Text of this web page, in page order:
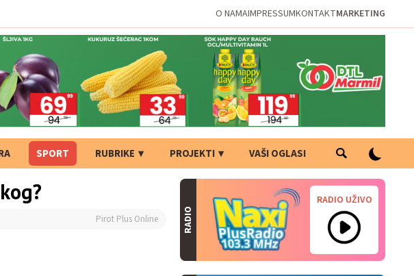
O NAMAIMPRESSUMKONTAKTMARKETING
SPORT RUBRIKE PROJEKTI VAŠI OGLASI
Pirot Plus Online RADIO
RADIO UŽIVO